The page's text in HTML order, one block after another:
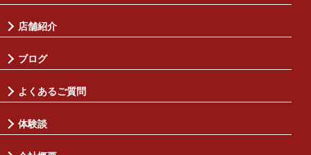
店舗紹介
ブログ
よくあるご質問
体験談